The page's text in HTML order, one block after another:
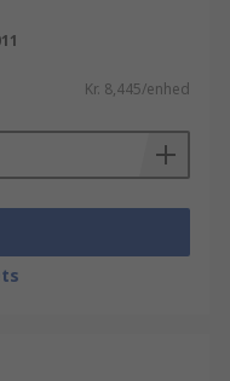
Kr. 8,445/enhed